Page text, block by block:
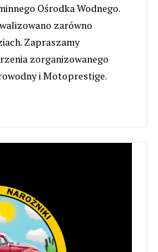
Ośrodka Wodnego.
zarówno
Zapraszamy
zorganizowanego
i Motoprestige.